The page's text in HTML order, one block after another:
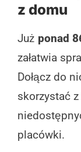
z domu
Już ponad
załatwia
Dołącz do
skorzystać
placówki.